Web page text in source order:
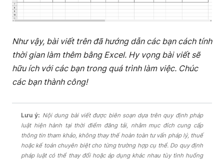
Như vậy, bài viết trên đã hướng dẫn các bạn cách tính
thời gian làm thêm bằng Excel. Hy vọng bài viết sẽ
hữu ích với các bạn trong quá trình làm việc. Chúc
các bạn thành công!
Lưu ý: Nội dung bài viết được biên soạn dựa trên quy định pháp
luật hiện hành tại thời điểm đăng tải, nhằm mục đích cung cấp
thông tin tham khảo, không thay thế hoàn toàn tư vấn pháp lý, thuế
hoặc kế toán chuyên biệt cho từng trường hợp cụ thể. Do quy định
pháp luật có thể thay đổi hoặc áp dụng khác nhau tùy tình huống